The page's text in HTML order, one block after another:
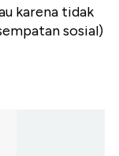
karena tidak
sosial)